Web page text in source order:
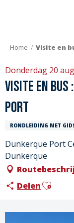
Home Visite en
Donderdag 20
Visite en bus
port
RONDLEIDING MET
Dunkerque Port
Dunkerque
DelenAjouter